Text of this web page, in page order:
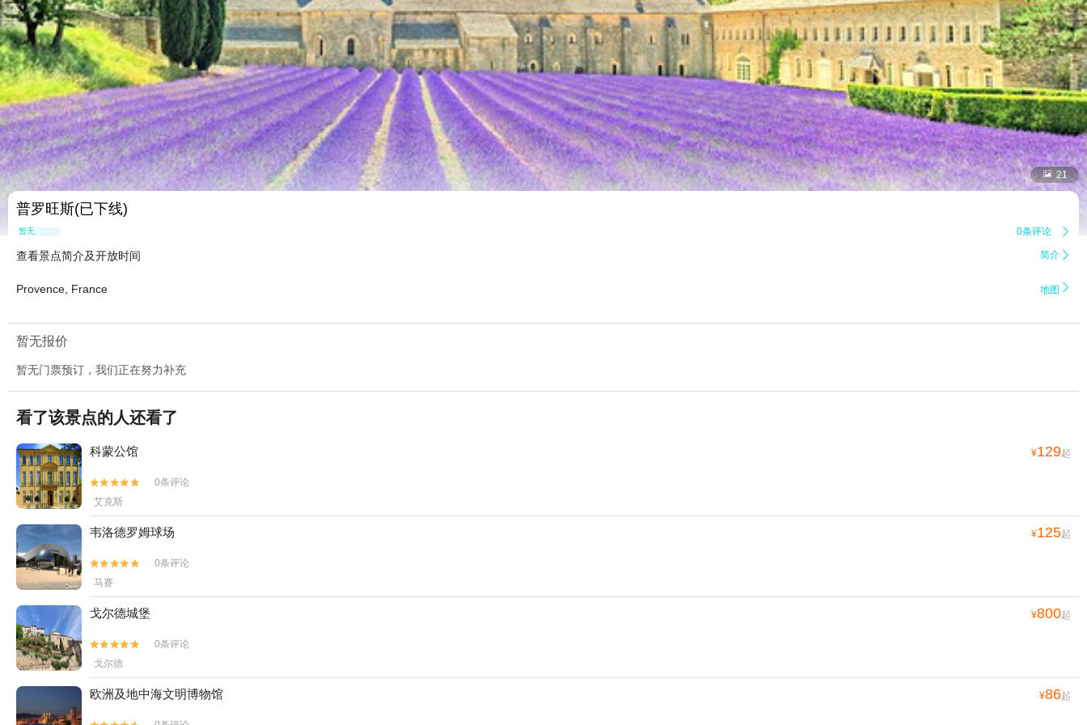
 21
普罗旺斯(已下线)
暂无点评 0条评论 
查看景点简介及开放时间 简介 
Provence, France 地图 
暂无报价
暂无门票预订，我们正在努力补充
看了该景点的人还看了
科蒙公馆 ¥129起


0条评论
艾克斯
韦洛德罗姆球场 ¥125起


0条评论
马赛
戈尔德城堡 ¥800起


0条评论
戈尔德
欧洲及地中海文明博物馆 ¥86起